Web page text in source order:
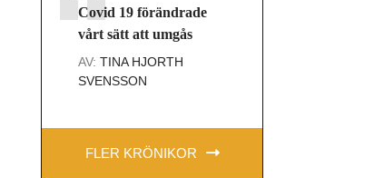
Covid 19 förändrade
vårt sätt att umgås
AV: TINA HJORTH
SVENSSON
FLER KRÖNIKOR